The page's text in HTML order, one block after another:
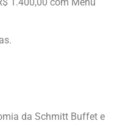
da Schmitt Buffet e